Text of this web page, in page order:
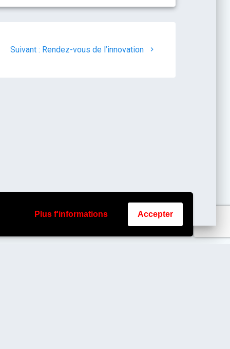
Plus f'informations Accepter
Suivant : Rendez-vous de l’innovation